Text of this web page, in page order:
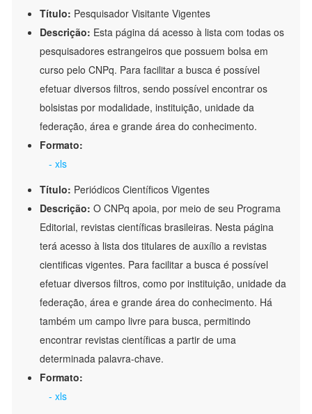
Título: Pesquisador Visitante Vigentes
Descrição: Esta página dá acesso à lista com todas os
pesquisadores estrangeiros que possuem bolsa em
curso pelo CNPq. Para facilitar a busca é possível
efetuar diversos filtros, sendo possível encontrar os
bolsistas por modalidade, instituição, unidade da
federação, área e grande área do conhecimento.
Formato:
- xls
Título: Periódicos Científicos Vigentes
Descrição: O CNPq apoia, por meio de seu Programa
Editorial, revistas científicas brasileiras. Nesta página
terá acesso à lista dos titulares de auxílio a revistas
cientificas vigentes. Para facilitar a busca é possível
efetuar diversos filtros, como por instituição, unidade da
federação, área e grande área do conhecimento. Há
também um campo livre para busca, permitindo
encontrar revistas científicas a partir de uma
determinada palavra-chave.
Formato:
- xls